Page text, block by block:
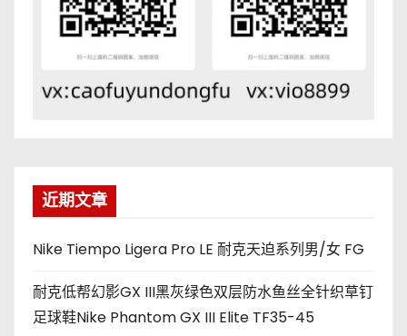
近期文章
Nike Tiempo Ligera Pro LE 耐克天迫系列男/女 FG
耐克低帮幻影GX III黑灰绿色双层防水鱼丝全针织草钉
足球鞋Nike Phantom GX III Elite TF35-45